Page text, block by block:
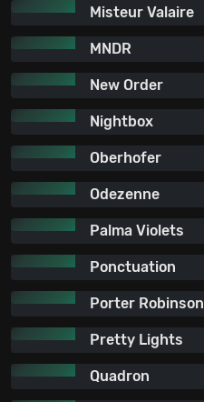
Misteur Valaire
MNDR
New Order
Nightbox
Oberhofer
Odezenne
Palma Violets
Ponctuation
Porter Robinson
Pretty Lights
Quadron